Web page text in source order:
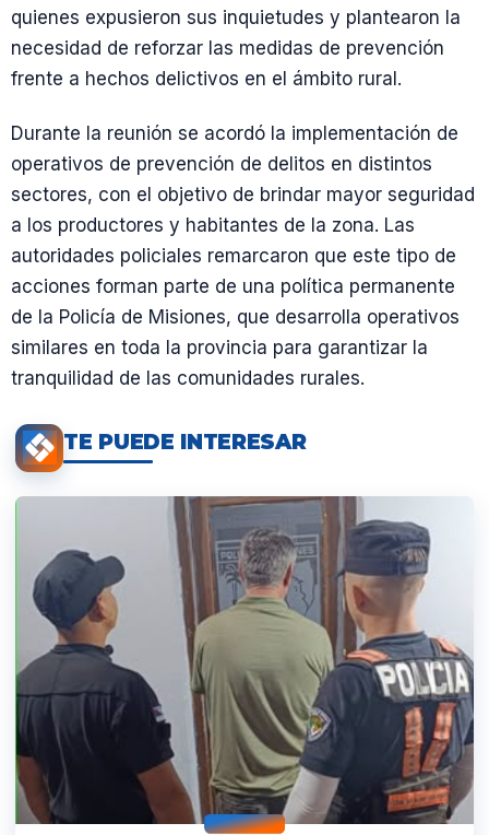
quienes expusieron sus inquietudes y plantearon la
necesidad de reforzar las medidas de prevención
frente a hechos delictivos en el ámbito rural.
Durante la reunión se acordó la implementación de
operativos de prevención de delitos en distintos
sectores, con el objetivo de brindar mayor seguridad
a los productores y habitantes de la zona. Las
autoridades policiales remarcaron que este tipo de
acciones forman parte de una política permanente
de la Policía de Misiones, que desarrolla operativos
similares en toda la provincia para garantizar la
tranquilidad de las comunidades rurales.
TE PUEDE INTERESAR